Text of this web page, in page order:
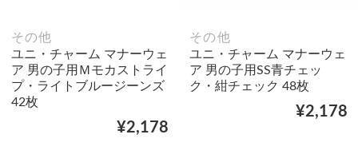
その他
ユニ・チャーム マナーウェ
ア 男の子用Ｍモカストライ
プ・ライトブルージーンズ
42枚
¥2,178
その他
ユニ・チャーム マナーウェ
ア 男の子用SS青チェッ
ク・紺チェック 48枚
¥2,178